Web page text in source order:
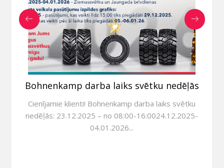
Bohnenkamp darba laiks svētku nedēļās
Cienījamie klienti! Bohnenkamp darba laiks svētku
nedēļās: 23.12.2025 – no 08:00-16:0024.12.2025-
04.01.2026...